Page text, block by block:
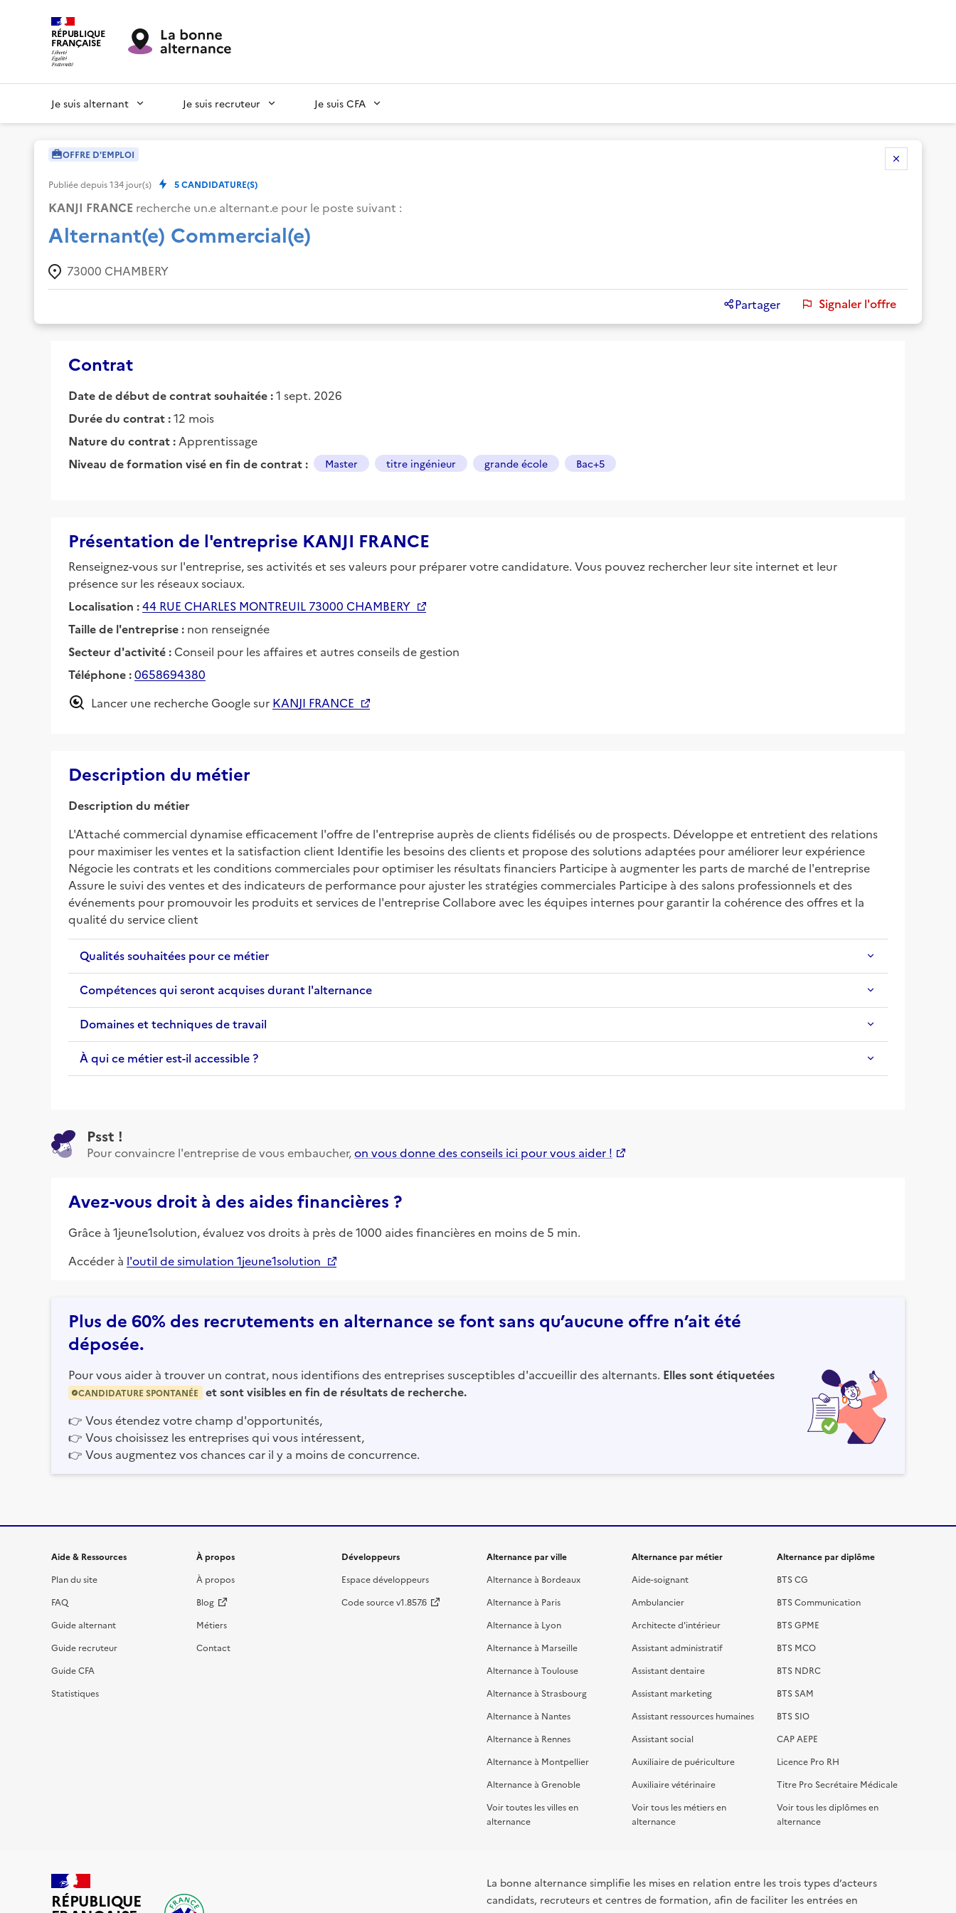
RÉPUBLIQUE
FRANÇAISE
Je suis alternant Je suis recruteur Je suis CFA
OFFRE D'EMPLOI
Publiée depuis134 jour(s) 5CANDIDATURE(S)
KANJI FRANCE recherche un.e alternant.e pour le poste suivant :
Alternant(e) Commercial(e)
73000 CHAMBERY
Partager Signaler l'offre
Contrat
Date de début de contrat souhaitée :1 sept. 2026
Durée du contrat :12 mois
Nature du contrat : Apprentissage
Niveau de formation visé en fin de contrat :
Master titre ingénieur grande école Bac+5
Présentation de l'entreprise KANJI FRANCE
Renseignez-vous sur l'entreprise, ses activités et ses valeurs pour préparer votre candidature. Vous pouvez rechercher leur site internet et leur
présence sur les réseaux sociaux.
Localisation :44 RUE CHARLES MONTREUIL 73000 CHAMBERY
Taille de l'entreprise : non renseignée
Secteur d'activité : Conseil pour les affaires et autres conseils de gestion
Téléphone :0658694380
Lancer une recherche Google sur KANJI FRANCE
Description du métier
Description du métier
L'Attaché commercial dynamise efficacement l'offre de l'entreprise auprès de clients fidélisés ou de prospects. Développe et entretient des relations
pour maximiser les ventes et la satisfaction client Identifie les besoins des clients et propose des solutions adaptées pour améliorer leur expérience
Négocie les contrats et les conditions commerciales pour optimiser les résultats financiers Participe à augmenter les parts de marché de l'entreprise
Assure le suivi des ventes et des indicateurs de performance pour ajuster les stratégies commerciales Participe à des salons professionnels et des
événements pour promouvoir les produits et services de l'entreprise Collabore avec les équipes internes pour garantir la cohérence des offres et la
qualité du service client
Qualités souhaitées pour ce métier
Compétences qui seront acquises durant l'alternance
Domaines et techniques de travail
À qui ce métier est-il accessible ?
Psst !
Pour convaincre l'entreprise de vous embaucher,on vous donne des conseils ici pour vous aider !
Avez-vous droit à des aides financières ?
Grâce à 1jeune1solution, évaluez vos droits à près de 1000 aides financières en moins de 5 min.
Accéder à l'outil de simulation 1jeune1solution
Plus de 60% des recrutements en alternance se font sans qu’aucune offre n’ait été
déposée.
Pour vous aider à trouver un contrat, nous identifions des entreprises susceptibles d'accueillir des alternants. Elles sont étiquetées
CANDIDATURE SPONTANÉE
et sont visibles en fin de résultats de recherche.
👉 Vous étendez votre champ d'opportunités,
👉 Vous choisissez les entreprises qui vous intéressent,
👉 Vous augmentez vos chances car il y a moins de concurrence.
Informations et liens du site
Aide & Ressources
Plan du site
FAQ
Guide alternant
Guide recruteur
Guide CFA
Statistiques
À propos
À propos
Blog
Métiers
Contact
Développeurs
Espace développeurs
Code source v1.857.6
Alternance par ville
Alternance à Bordeaux
Alternance à Paris
Alternance à Lyon
Alternance à Marseille
Alternance à Toulouse
Alternance à Strasbourg
Alternance à Nantes
Alternance à Rennes
Alternance à Montpellier
Alternance à Grenoble
Voir toutes les villes en
alternance
Alternance par métier
Aide-soignant
Ambulancier
Architecte d'intérieur
Assistant administratif
Assistant dentaire
Assistant marketing
Assistant ressources humaines
Assistant social
Auxiliaire de puériculture
Auxiliaire vétérinaire
Voir tous les métiers en
alternance
Alternance par diplôme
BTS CG
BTS Communication
BTS GPME
BTS MCO
BTS NDRC
BTS SAM
BTS SIO
CAP AEPE
Licence Pro RH
Titre Pro Secrétaire Médicale
Voir tous les diplômes en
alternance
RÉPUBLIQUE
La bonne alternance simplifie les mises en relation entre les trois types d’acteurs
candidats, recruteurs et centres de formation, afin de faciliter les entrées en